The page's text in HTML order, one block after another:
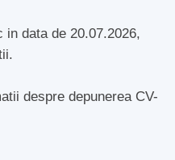
data de 20.07.2026,
despre depunerea CV-